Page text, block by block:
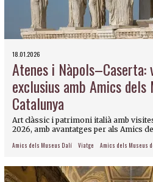
18.01.2026
Atenes i
exclusius amb Amics dels
Catalunya
Art clàssic i patrimoni italià amb
2026, amb avantatges per als Amics
Amics dels Museus Dalí Viatge Amics dels Museus